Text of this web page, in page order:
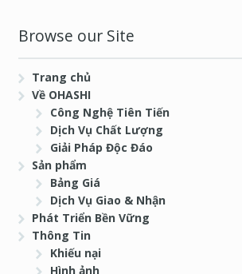
Browse our Site
Trang chủ
Về OHASHI
Công Nghệ Tiên Tiến
Dịch Vụ Chất Lượng
Giải Pháp Độc Đáo
Sản phẩm
Bảng Giá
Dịch Vụ Giao & Nhận
Phát Triển Bền Vững
Thông Tin
Khiếu nại
Hình ảnh